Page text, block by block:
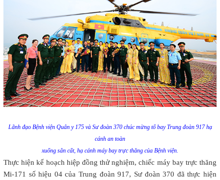
Lãnh đạo Bệnh viện Quân y 175 và Sư đoàn 370 chúc mừng tổ bay Trung đoàn 917 hạ
cánh an toàn
xuống sân cất, hạ cánh máy bay trực thăng của Bệnh viện.
Thực hiện kế hoạch hiệp đồng thử nghiệm, chiếc máy bay trực thăng
Mi-171 số hiệu 04 của Trung đoàn 917, Sư đoàn 370 đã thực hiện